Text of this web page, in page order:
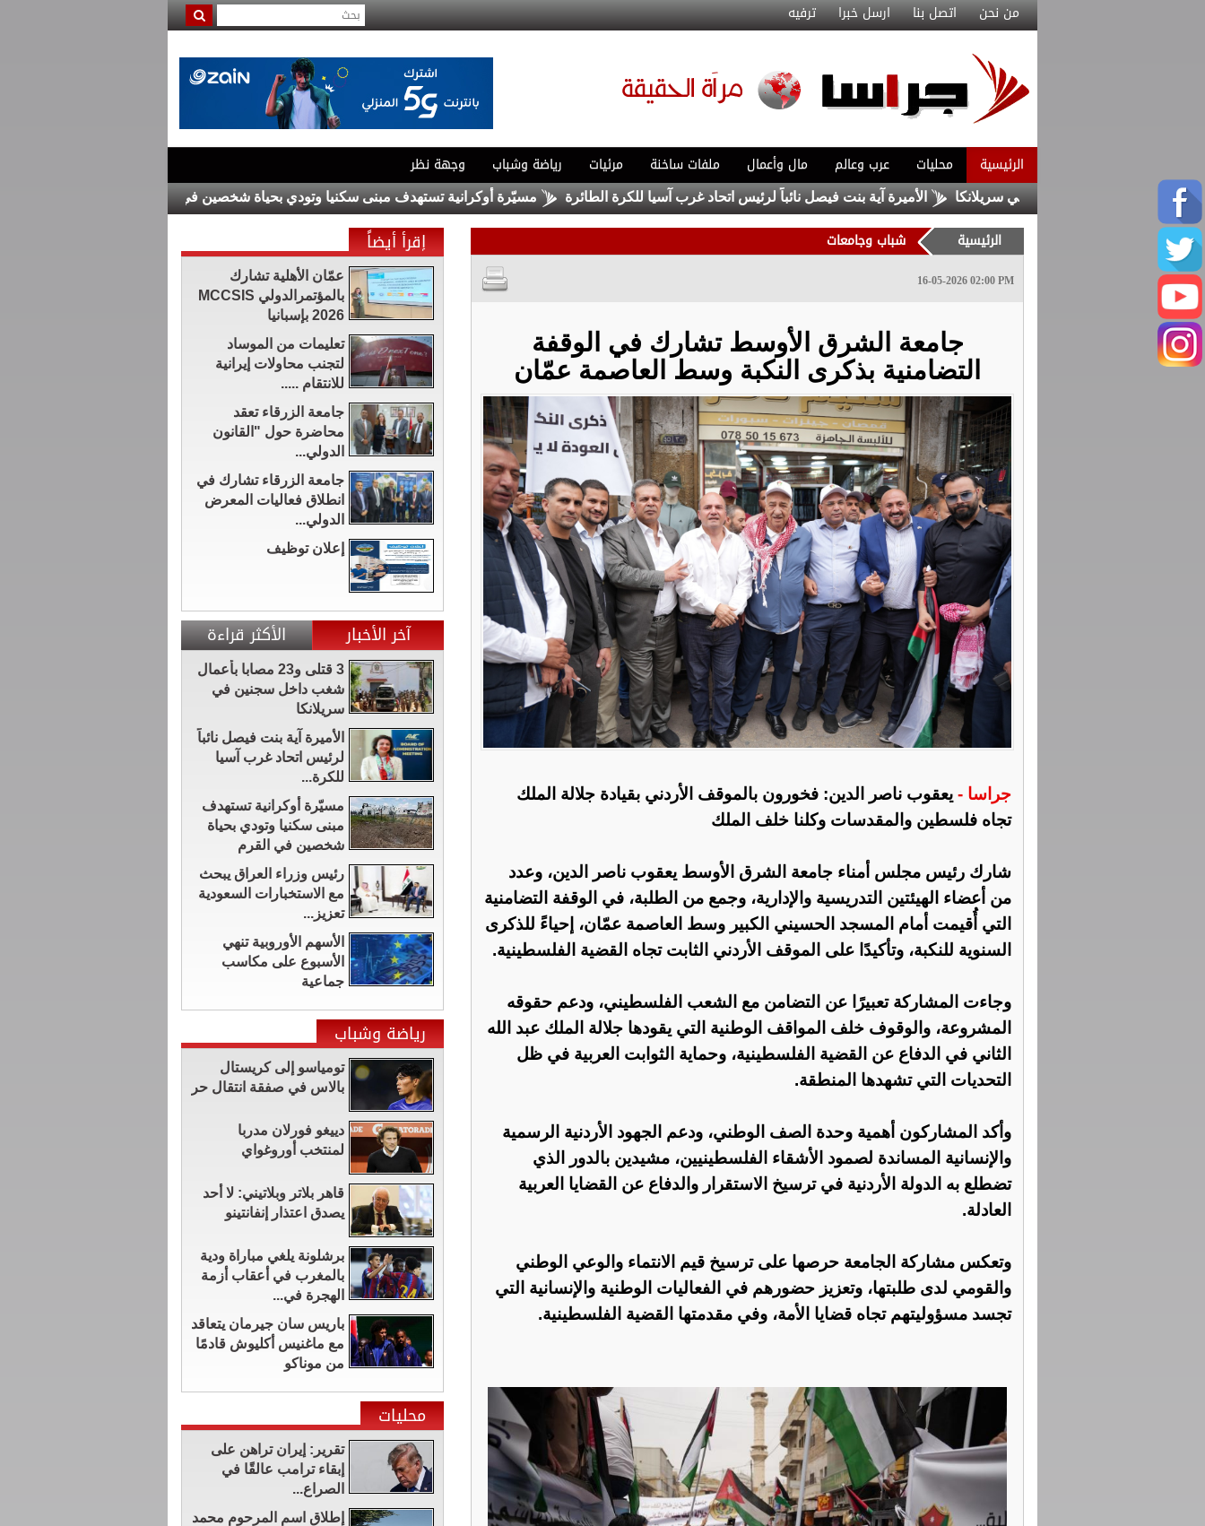
من نحن اتصل بنا ارسل خبرا ترفيه
الرئيسية محليات عرب وعالم مال وأعمال ملفات ساخنة مرئيات رياضة وشباب وجهة نظر
الأميرة آية بنت فيصل نائباً لرئيس اتحاد غرب آسيا للكرة الطائرة مسيّرة أوكرانية تستهدف مبنى سكنيا وتودي بحياة شخصين في القرم رئيس وزراء العراق يبحث مع
الرئيسية شباب وجامعات
16-05-2026 02:00 PM
جامعة الشرق الأوسط تشارك في الوقفة
التضامنية بذكرى النكبة وسط العاصمة عمّان
جراسا - يعقوب ناصر الدين: فخورون بالموقف الأردني بقيادة جلالة الملك
تجاه فلسطين والمقدسات وكلنا خلف الملك
شارك رئيس مجلس أمناء جامعة الشرق الأوسط يعقوب ناصر الدين، وعدد
من أعضاء الهيئتين التدريسية والإدارية، وجمع من الطلبة، في الوقفة التضامنية
التي أُقيمت أمام المسجد الحسيني الكبير وسط العاصمة عمّان، إحياءً للذكرى
السنوية للنكبة، وتأكيدًا على الموقف الأردني الثابت تجاه القضية الفلسطينية.
وجاءت المشاركة تعبيرًا عن التضامن مع الشعب الفلسطيني، ودعم حقوقه
المشروعة، والوقوف خلف المواقف الوطنية التي يقودها جلالة الملك عبد الله
الثاني في الدفاع عن القضية الفلسطينية، وحماية الثوابت العربية في ظل
التحديات التي تشهدها المنطقة.
وأكد المشاركون أهمية وحدة الصف الوطني، ودعم الجهود الأردنية الرسمية
والإنسانية المساندة لصمود الأشقاء الفلسطينيين، مشيدين بالدور الذي
تضطلع به الدولة الأردنية في ترسيخ الاستقرار والدفاع عن القضايا العربية
العادلة.
وتعكس مشاركة الجامعة حرصها على ترسيخ قيم الانتماء والوعي الوطني
والقومي لدى طلبتها، وتعزيز حضورهم في الفعاليات الوطنية والإنسانية التي
تجسد مسؤوليتهم تجاه قضايا الأمة، وفي مقدمتها القضية الفلسطينية.
إقرأ أيضاً
عمّان الأهلية تشارك
بالمؤتمرالدولي MCCSIS
2026 بإسبانيا
تعليمات من الموساد
لتجنب محاولات إيرانية
للانتقام .....
جامعة الزرقاء تعقد
محاضرة حول "القانون
الدولي...
جامعة الزرقاء تشارك في
انطلاق فعاليات المعرض
الدولي...
إعلان توظيف
آخر الأخبار الأكثر قراءة
3 قتلى و23 مصابا بأعمال
شغب داخل سجنين في
سريلانكا
الأميرة آية بنت فيصل نائباً
لرئيس اتحاد غرب آسيا
للكرة...
مسيّرة أوكرانية تستهدف
مبنى سكنيا وتودي بحياة
شخصين في القرم
رئيس وزراء العراق يبحث
مع الاستخبارات السعودية
تعزيز...
الأسهم الأوروبية تنهي
الأسبوع على مكاسب
جماعية
رياضة وشباب
تومياسو إلى كريستال
بالاس في صفقة انتقال حر
دييغو فورلان مدربا
لمنتخب أوروغواي
قاهر بلاتر وبلاتيني: لا أحد
يصدق اعتذار إنفانتينو
برشلونة يلغي مباراة ودية
بالمغرب في أعقاب أزمة
الهجرة في...
باريس سان جيرمان يتعاقد
مع ماغنيس أكليوش قادمًا
من موناكو
محليات
تقرير: إيران تراهن على
إبقاء ترامب عالقًا في
الصراع...
إطلاق اسم المرحوم محمد